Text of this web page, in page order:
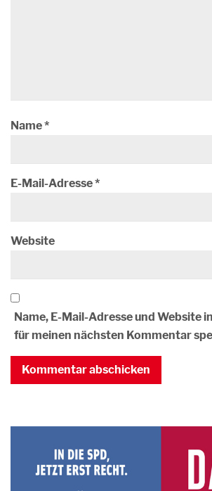
Name*
E-Mail-Adresse*
Website
Name, E-Mail-Adresse und Website
für meinen nächsten Kommentar